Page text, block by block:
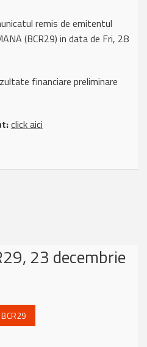
remis de emitentul
(BCR29) in data de Fri, 28
financiare preliminare
click aici
23 decembrie
BCR29